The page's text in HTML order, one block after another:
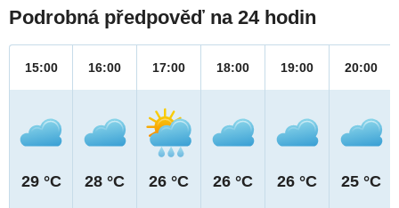
Podrobná předpověď na 24 hodin
15:00
29 °C
16:00
28 °C
17:00
26 °C
18:00
26 °C
19:00
26 °C
20:00
25 °C